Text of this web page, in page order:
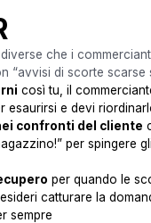
che i
“avvisi di scorte scarse
così tu, il
esaurirsi e devi
confronti del cliente
per spingere
per quando le
catturare la
sempre